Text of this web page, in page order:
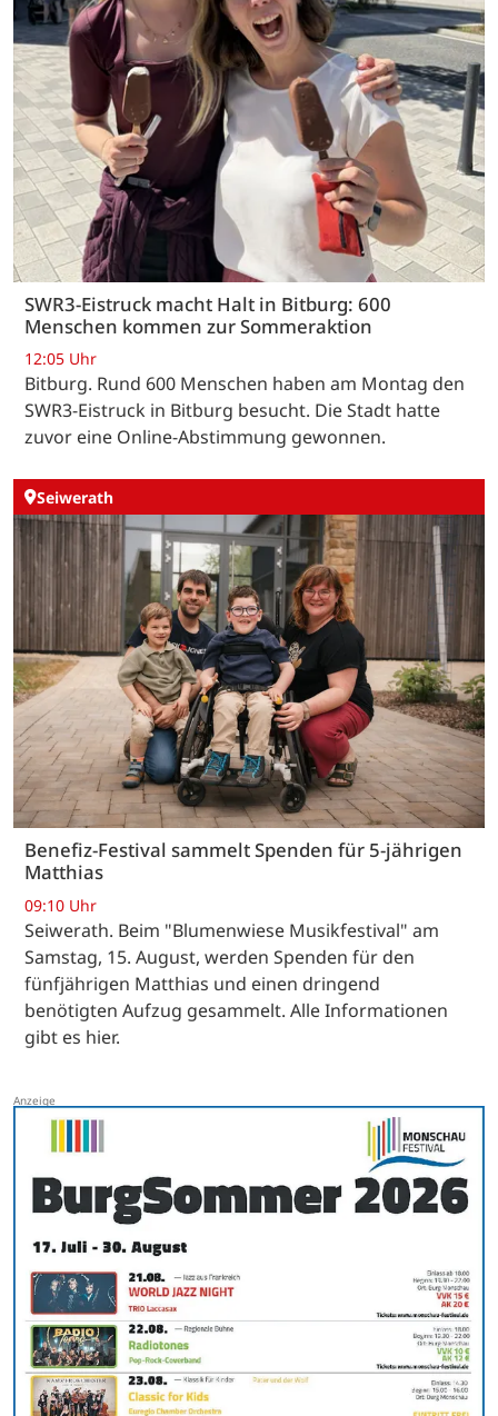
SWR3-Eistruck macht Halt in Bitburg: 600
Menschen kommen zur Sommeraktion
12:05 Uhr
Bitburg. Rund 600 Menschen haben am Montag den
SWR3-Eistruck in Bitburg besucht. Die Stadt hatte
zuvor eine Online-Abstimmung gewonnen.
Seiwerath
Benefiz-Festival sammelt Spenden für 5-jährigen
Matthias
09:10 Uhr
Seiwerath. Beim "Blumenwiese Musikfestival" am
Samstag, 15. August, werden Spenden für den
fünfjährigen Matthias und einen dringend
benötigten Aufzug gesammelt. Alle Informationen
gibt es hier.